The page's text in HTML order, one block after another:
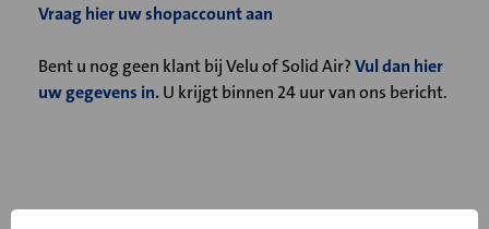
Vraag hier uw shopaccount aan
Bent u nog geen klant bij Velu of Solid Air?Vul dan hier
uw gegevens in.U krijgt binnen 24 uur van ons bericht.